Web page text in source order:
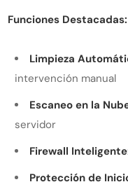
Funciones Destacadas:
Limpieza
intervención manual
Escaneo en la
servidor
Firewall Inteligente
Protección de